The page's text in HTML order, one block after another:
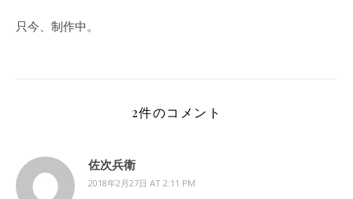
只今、制作中。
2件のコメント
佐次兵衛
2018年2月27日 AT 2:11 PM